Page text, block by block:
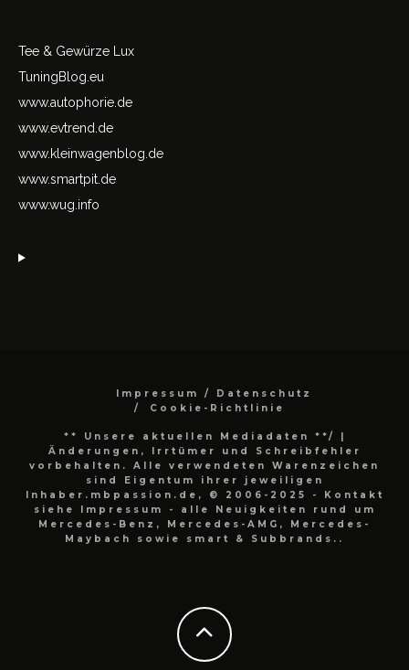
Tee & Gewürze Lux
TuningBlog.eu
www.autophorie.de
www.evtrend.de
www.kleinwagenblog.de
www.smartpit.de
www.wug.info
Impressum / Datenschutz
Cookie-Richtlinie
** Unsere aktuellen Mediadaten **/
|
Änderungen, Irrtümer und Schreibfehler
vorbehalten. Alle verwendeten Warenzeichen
sind Eigentum ihrer jeweiligen
Inhaber.mbpassion.de, © 2006-2025 - Kontakt
siehe Impressum - alle Neuigkeiten rund um
Mercedes-Benz, Mercedes-AMG, Mercedes-
Maybach sowie smart & Subbrands..